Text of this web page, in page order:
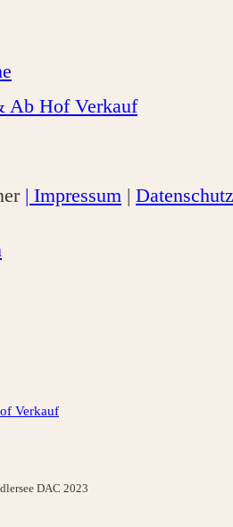
Ab Hof Verkauf
| Impressum | Datenschutz
Verkauf
DAC 2023